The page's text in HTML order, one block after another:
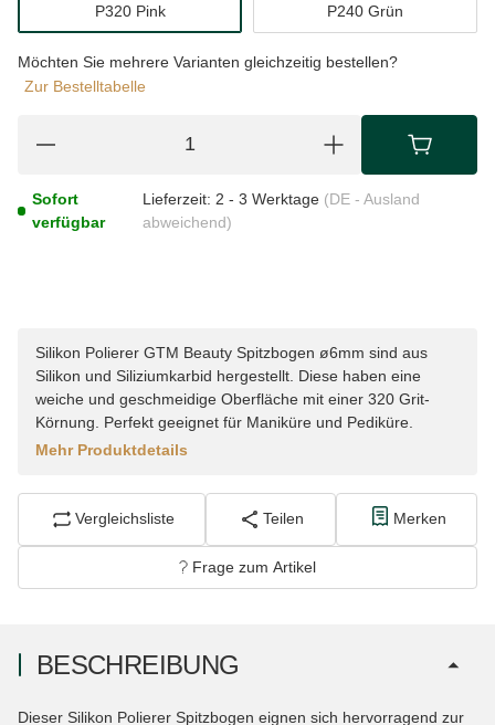
P320 Pink P240 Grün
Möchten Sie mehrere Varianten gleichzeitig bestellen?
Zur Bestelltabelle
Sofort
verfügbar
Lieferzeit: 2 - 3 Werktage (DE - Ausland
abweichend)
Silikon Polierer GTM Beauty Spitzbogen ø6mm sind aus
Silikon und Siliziumkarbid hergestellt. Diese haben eine
weiche und geschmeidige Oberfläche mit einer 320 Grit-
Körnung. Perfekt geeignet für Maniküre und Pediküre.
Mehr Produktdetails
Vergleichsliste Teilen Merken
Frage zum Artikel
BESCHREIBUNG
Dieser Silikon Polierer Spitzbogen eignen sich hervorragend zur